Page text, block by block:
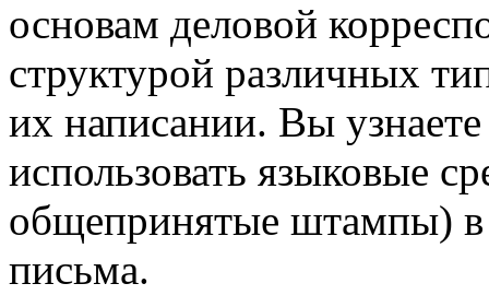
основам деловой
структурой различных
их написании. Вы
использовать языковые
общепринятые штампы) в
письма.